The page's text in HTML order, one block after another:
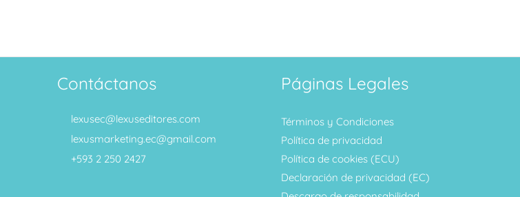
Contáctanos
lexusec@lexuseditores.com
lexusmarketing.ec@gmail.com
+593 2 250 2427
Páginas Legales
Términos y Condiciones
Política de privacidad
Política de cookies (ECU)
Declaración de privacidad (EC)